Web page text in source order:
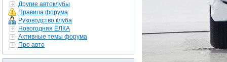
Другие автоклубы
Правила форума
Руководство клуба
Новогодняя ЁЛКА
Активные темы форума
Про авто